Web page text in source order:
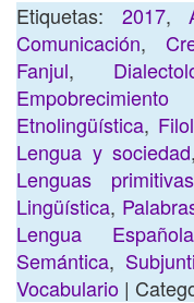
Etiquetas: 2017,
Comunicación,
Fanjul,
Etnolingüística,
Lengua y sociedad,
Lenguas primitivas
Lingüística,
Lengua
Semántica,
Vocabulario |